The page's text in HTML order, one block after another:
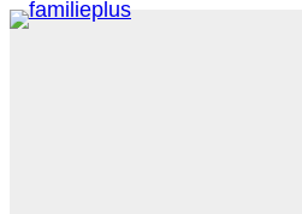
Zum